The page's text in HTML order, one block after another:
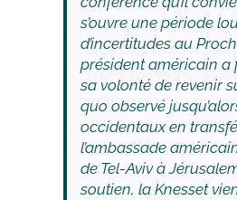
s’ouvre une période
d’incertitudes au
président américain a
sa volonté de revenir
quo observé
occidentaux en
l’ambassade
de Tel-Aviv à
soutien, la Knesset